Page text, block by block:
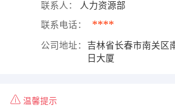
联系人： 人力资源部
联系电话： ****
公司地址：
吉林省长春市南关区
日大厦
温馨提示